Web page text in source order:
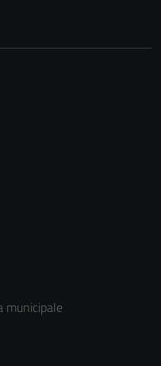
municipale